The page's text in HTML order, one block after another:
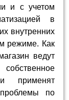
и с учетом
в
внутренних
режиме. Как
ведут
применят
по